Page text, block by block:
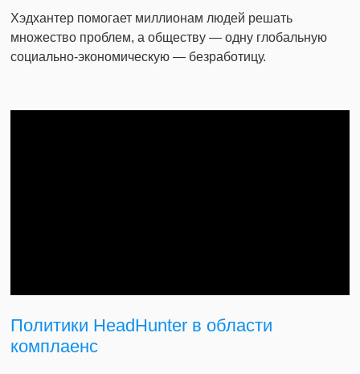
Хэдхантер помогает миллионам людей решать
множество проблем, а обществу — одну глобальную
социально-экономическую — безработицу.
Политики HeadHunter в области
комплаенс